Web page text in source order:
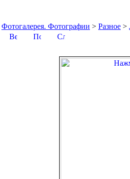
Фотогалерея. Фотографии > Разное >